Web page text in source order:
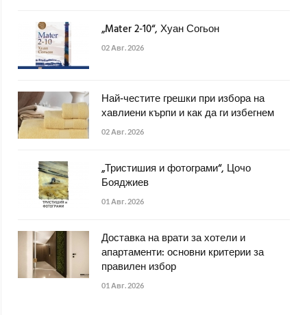
„Mater 2-10“, Хуан Согьон
02 Авг. 2026
Най-честите грешки при избора на
хавлиени кърпи и как да ги избегнем
02 Авг. 2026
„Тристишия и фотограми“, Цочо
Бояджиев
01 Авг. 2026
Доставка на врати за хотели и
апартаменти: основни критерии за
правилен избор
01 Авг. 2026